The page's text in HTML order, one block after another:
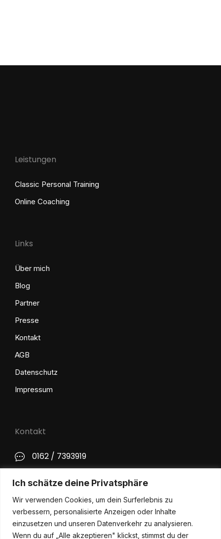
Ich schätze deine Privatsphäre
Wir verwenden Cookies, um dein Surferlebnis zu
verbessern, personalisierte Anzeigen oder Inhalte
einzusetzen und unseren Datenverkehr zu analysieren.
Wenn du auf „Alle akzeptieren" klickst, stimmst du der
Leistungen
Classic Personal Training
Online Coaching
Links
Über mich
Blog
Partner
Presse
Kontakt
AGB
Datenschutz
Impressum
Kontakt
0162 / 7393919
Social Media